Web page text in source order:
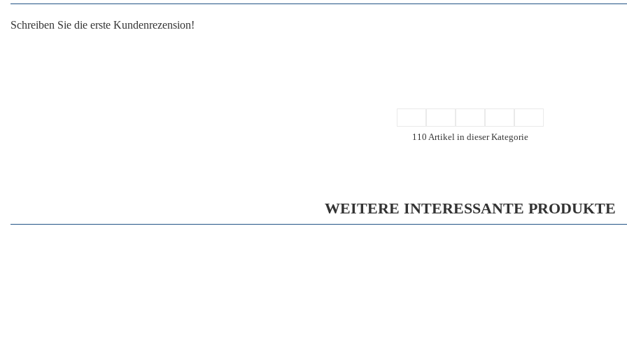
Schreiben Sie die erste Kundenrezension!
110 Artikel in dieser Kategorie
WEITERE INTERESSANTE PRODUKTE